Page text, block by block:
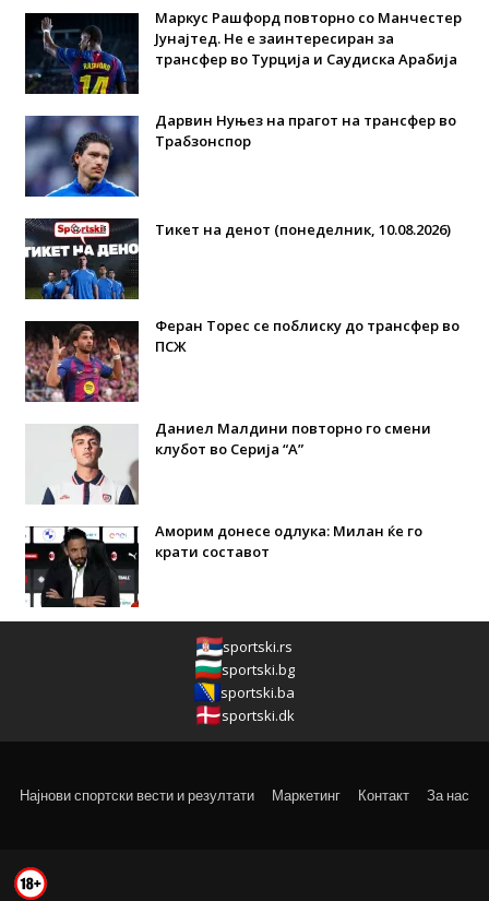
Маркус Рашфорд повторно со Манчестер
Јунајтед. Не е заинтересиран за
трансфер во Турција и Саудиска Арабија
Дарвин Нуњез на прагот на трансфер во
Трабзонспор
Тикет на денот (понеделник, 10.08.2026)
Феран Торес се поблиску до трансфер во
ПСЖ
Даниел Малдини повторно го смени
клубот во Серија “А”
Аморим донесе одлука: Милан ќе го
крати составот
sportski.rs
sportski.bg
sportski.ba
sportski.dk
Најнови спортски вести и резултати Маркетинг Контакт За нас